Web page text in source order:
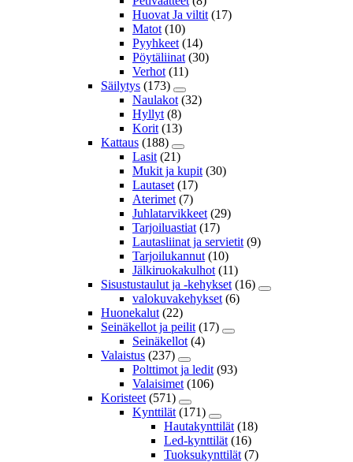
Huovat Ja viltit (17)
Matot (10)
Pyyhkeet (14)
Pöytäliinat (30)
Verhot (11)
Säilytys (173)
Naulakot (32)
Hyllyt (8)
Korit (13)
Kattaus (188)
Lasit (21)
Mukit ja kupit (30)
Lautaset (17)
Aterimet (7)
Juhlatarvikkeet (29)
Tarjoiluastiat (17)
Lautasliinat ja servietit (9)
Tarjoilukannut (10)
Jälkiruokakulhot (11)
Sisustustaulut ja -kehykset (16)
valokuvakehykset (6)
Huonekalut (22)
Seinäkellot ja peilit (17)
Seinäkellot (4)
Valaistus (237)
Polttimot ja ledit (93)
Valaisimet (106)
Koristeet (571)
Kynttilät (171)
Hautakynttilät (18)
Led-kynttilät (16)
Tuoksukynttilät (7)